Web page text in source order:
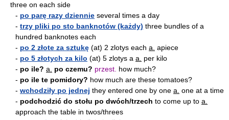
three on each side
- po parę razy dziennie several times a day
- trzy pliki po sto banknotów (każdy) three bundles of a
hundred banknotes each
- po 2 złote za sztukę (at) 2 zlotys each a. apiece
- po 5 złotych za kilo (at) 5 zlotys a a.
per kilo
- po ile? a. po czemu? przest. how much?
- po ile te pomidory? how much are these tomatoes?
- wchodziły po jednej they entered one by one a. one at a time
- podchodzić do stołu po dwóch/trzech to come up to a.
approach the table in twos/threes